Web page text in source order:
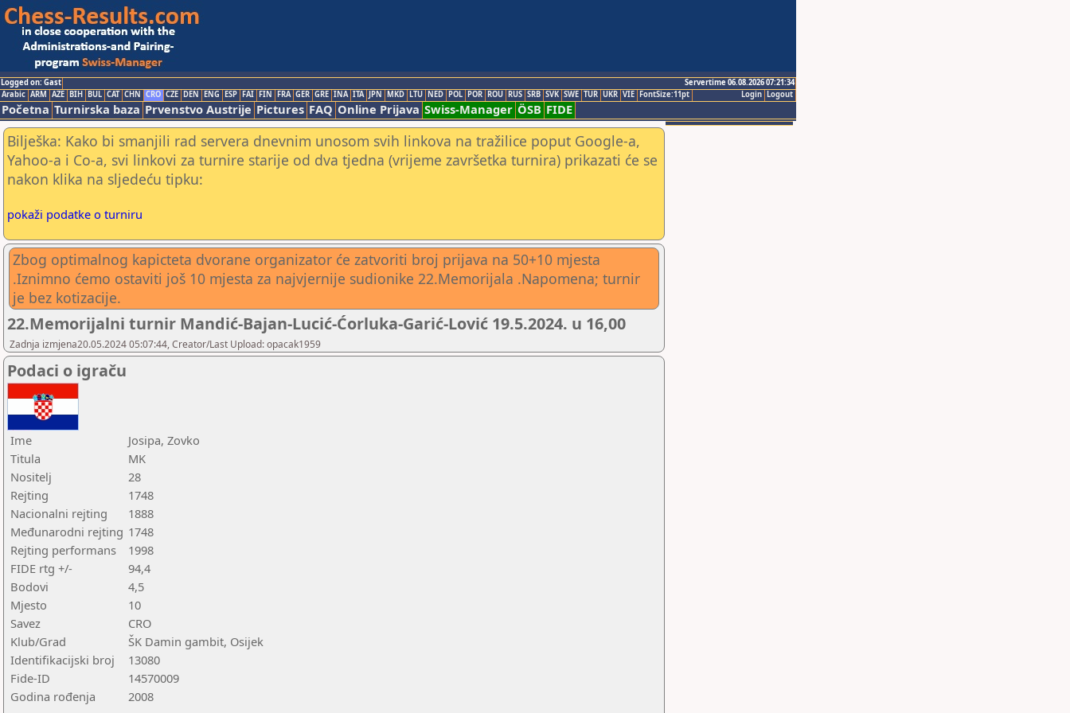
Logged on: Gast
Servertime 06.08.2026 07:21:34
Logout
Login
Arabic ARM AZE BIH BUL CAT CHN CRO CZE DEN ENG ESP FAI FIN FRA GER GRE INA ITA JPN MKD LTU NED POL POR ROU RUS SRB SVK SWE TUR UKR VIE FontSize:11pt
Početna Turnirska baza Prvenstvo Austrije Pictures FAQ Online Prijava Swiss-Manager ÖSB FIDE
Bilješka: Kako bi smanjili rad servera dnevnim unosom svih linkova na tražilice poput Google-a,
Yahoo-a i Co-a, svi linkovi za turnire starije od dva tjedna (vrijeme završetka turnira) prikazati će se
nakon klika na sljedeću tipku:
pokaži podatke o turniru
Zbog optimalnog kapicteta dvorane organizator će zatvoriti broj prijava na 50+10 mjesta
.Iznimno ćemo ostaviti još 10 mjesta za najvjernije sudionike 22.Memorijala .Napomena; turnir
je bez kotizacije.
22.Memorijalni turnir Mandić-Bajan-Lucić-Ćorluka-Garić-Lović 19.5.2024. u 16,00
Zadnja izmjena20.05.2024 05:07:44, Creator/Last Upload: opacak1959
Podaci o igraču
Ime
Josipa, Zovko
Titula
MK
Nositelj
28
Rejting
1748
Nacionalni rejting
1888
Međunarodni rejting 1748
Rejting performans
1998
FIDE rtg +/-
94,4
Bodovi
4,5
Mjesto
10
Savez
CRO
Klub/Grad
ŠK Damin gambit, Osijek
Identifikacijski broj
13080
Fide-ID
14570009
Godina rođenja
2008